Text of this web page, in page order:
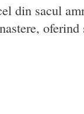
din sacul